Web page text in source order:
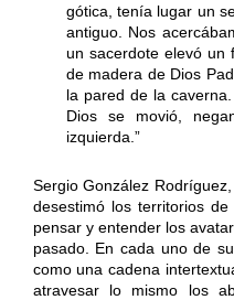
gótica, tenía lugar un
antiguo. Nos
un sacerdote elevó un
de madera de Dios
la pared de la
Dios se movió,
izquierda.”
Sergio González
desestimó los territorios
pensar y entender los
pasado. En cada uno de
como una cadena
atravesar lo mismo los